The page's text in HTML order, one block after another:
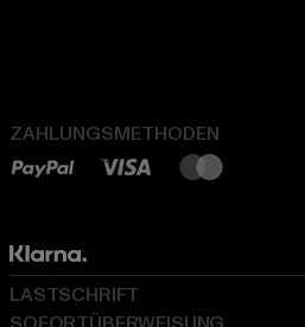
ZAHLUNGSMETHODEN
LASTSCHRIFT